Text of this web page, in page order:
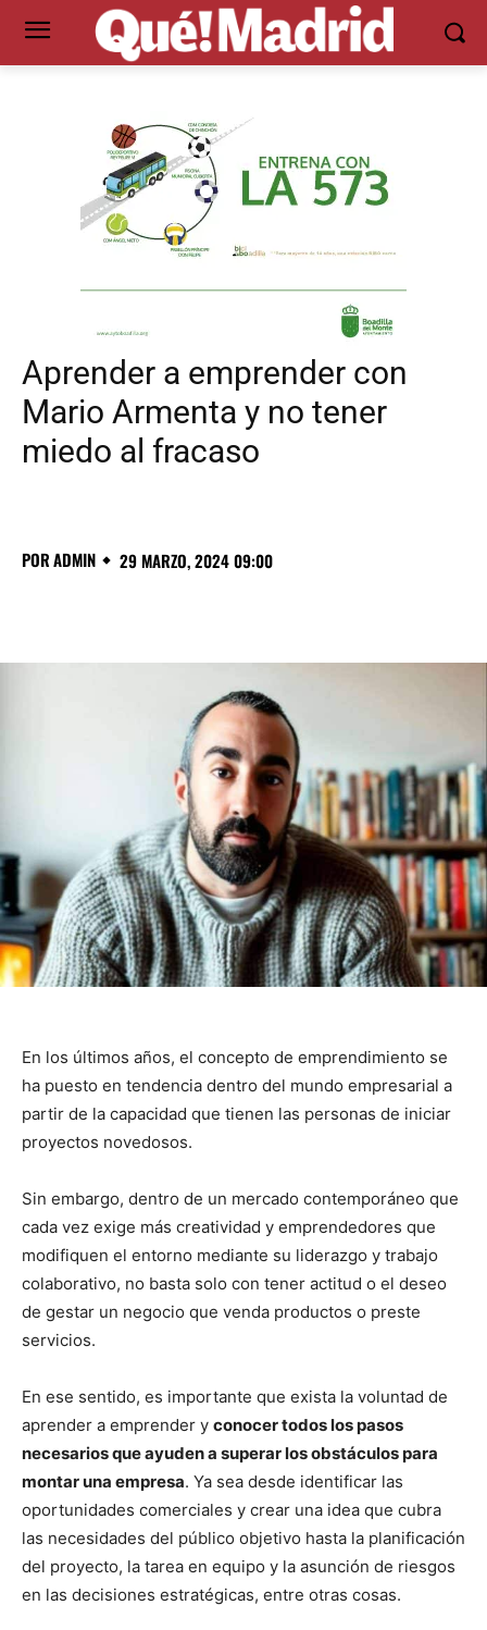
Aprender a emprender con
Mario Armenta y no tener
miedo al fracaso
PORADMIN 29 MARZO, 2024 09:00
En los últimos años, el concepto de emprendimiento se
ha puesto en tendencia dentro del mundo empresarial a
partir de la capacidad que tienen las personas de iniciar
proyectos novedosos.
Sin embargo, dentro de un mercado contemporáneo que
cada vez exige más creatividad y emprendedores que
modifiquen el entorno mediante su liderazgo y trabajo
colaborativo, no basta solo con tener actitud o el deseo
de gestar un negocio que venda productos o preste
servicios.
En ese sentido, es importante que exista la voluntad de
aprender a emprender y conocer todos los pasos
necesarios que ayuden a superar los obstáculos para
montar una empresa. Ya sea desde identificar las
oportunidades comerciales y crear una idea que cubra
las necesidades del público objetivo hasta la planificación
del proyecto, la tarea en equipo y la asunción de riesgos
en las decisiones estratégicas, entre otras cosas.